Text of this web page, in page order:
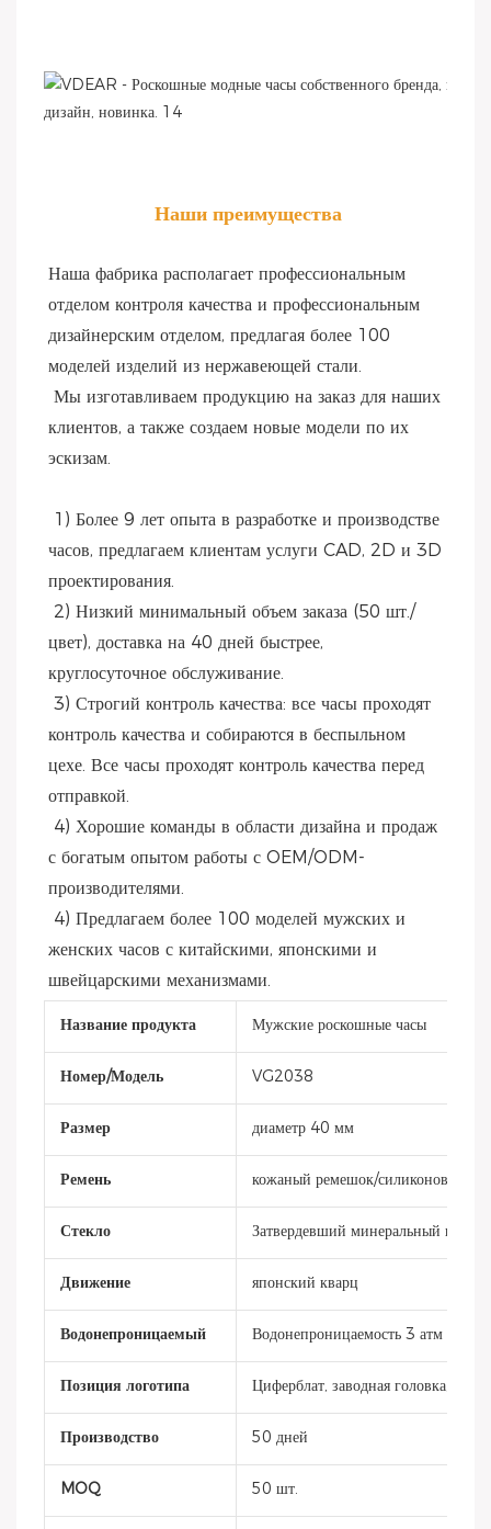
Наши преимущества
Наша фабрика располагает профессиональным
отделом контроля качества и профессиональным
дизайнерским отделом, предлагая более 100
моделей изделий из нержавеющей стали.
клиентов, а также создаем новые модели по их
эскизам.
часов, предлагаем клиентам услуги CAD, 2D и 3D
проектирования.
цвет), доставка на 40 дней быстрее,
круглосуточное обслуживание.
контроль качества и собираются в беспыльном
цехе. Все часы проходят контроль качества перед
отправкой.
с богатым опытом работы с OEM/ODM-
производителями.
женских часов с китайскими, японскими и
швейцарскими механизмами.
Название продукта Мужские роскошные часы
Номер/Модель VG2038
Размер диаметр 40 мм
Ремень кожаный ремешок/силиконовый
Стекло Затвердевший минеральный
Движение японский кварц
Водонепроницаемый Водонепроницаемость 3 атм
Позиция логотипа Циферблат, заводная головка,
Производство 50 дней
MOQ 50 шт.